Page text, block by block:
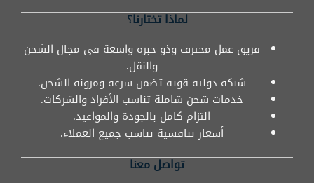
لماذا تختارنا؟
فريق عمل محترف وذو خبرة واسعة في مجال الشحن
والنقل.
شبكة دولية قوية تضمن سرعة ومرونة الشحن.
خدمات شحن شاملة تناسب الأفراد والشركات.
التزام كامل بالجودة والمواعيد.
أسعار تنافسية تناسب جميع العملاء.
تواصل معنا